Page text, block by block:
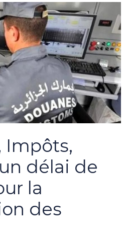
Impôts,
délai de
la
des